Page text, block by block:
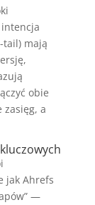
mają
obie
a
jak Ahrefs
—